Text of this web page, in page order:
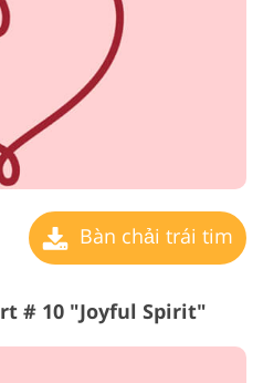
Bàn chải trái tim
# 10 "Joyful Spirit"